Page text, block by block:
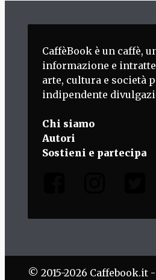
CaffèBook è un caffè,
informazione e
arte, cultura e società
indipendente
Chi siamo
Autori
Sostieni e partecipa
© 2015-2026